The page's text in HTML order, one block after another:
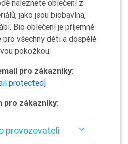
naleznete oblečení z
jako jsou biobavlna,
Bio oblečení je příjemné
pro všechny děti a dospělé
pokožkou.
pro zákazníky:
protected]
pro zákazníky:
provozovateli